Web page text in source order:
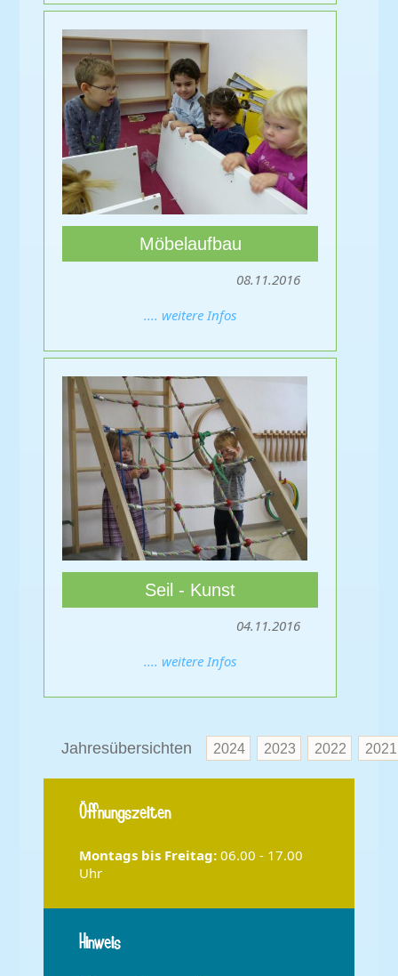
Möbelaufbau
08.11.2016
.... weitere Infos
Seil - Kunst
04.11.2016
.... weitere Infos
Jahresübersichten 2024 2023 2022 2021
Öffnungszeiten
Montags bis Freitag: 06.00 - 17.00
Uhr
Hinweis